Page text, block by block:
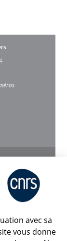
avec sa
vous donne